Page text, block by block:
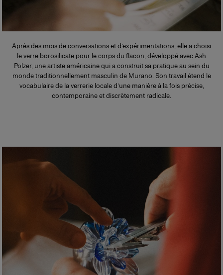
Après des mois de conversations et d’expérimentations, elle a choisi
le verre borosilicate pour le corps du flacon, développé avec Ash
Polzer, une artiste américaine qui a construit sa pratique au sein du
monde traditionnellement masculin de Murano. Son travail étend le
vocabulaire de la verrerie locale d’une manière à la fois précise,
contemporaine et discrètement radicale.